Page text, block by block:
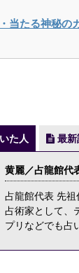
当たる神秘の
た人 最
黄麗／占龍館代
占龍館代表 先祖
占術家として、
プリなどでも占